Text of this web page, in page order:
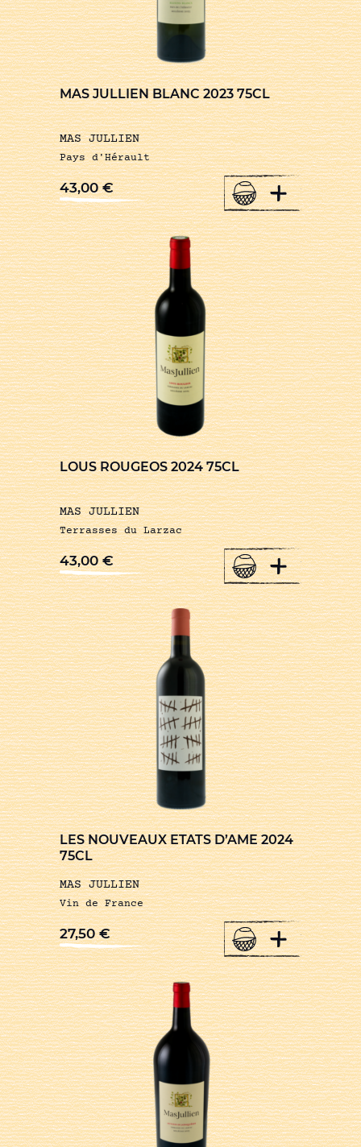
MAS JULLIEN BLANC 2023 75CL
MAS JULLIEN
Pays d'Hérault
43,00€ +
LOUS ROUGEOS 2024 75CL
MAS JULLIEN
Terrasses du Larzac
43,00€ +
LES NOUVEAUX ETATS D’AME 2024
75CL
MAS JULLIEN
Vin de France
27,50€ +